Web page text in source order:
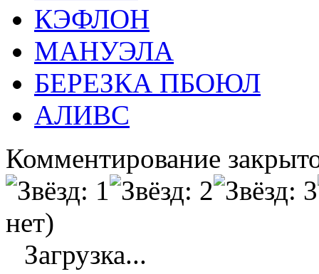
КЭФЛОН
МАНУЭЛА
БЕРЕЗКА ПБОЮЛ
АЛИВС
Комментирование
нет)
Загрузка...